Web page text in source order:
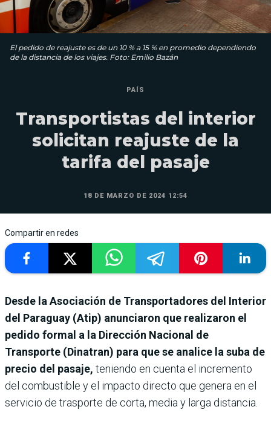
El pedido de reajuste es de un 10 % a 15 % en promedio dependiendo
de la distancia de los viajes. Foto: Emilio Bazán
PAÍS
Transportistas del interior
solicitan reajuste de la
tarifa del pasaje
18 DE MARZO DE 2024 12:54
Compartir en redes
Desde la Asociación de Transportadores del Interior
del Paraguay (Atip) anunciaron que realizaron el
pedido formal a la Dirección Nacional de
Transporte (Dinatran) para que se analice la suba de
precio del pasaje, teniendo en cuenta el incremento
del combustible y el impacto directo que genera en el
servicio de trasporte de corta, media y larga distancia.